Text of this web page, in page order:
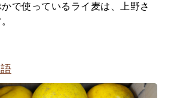
で使っているライ麦は、上野さ